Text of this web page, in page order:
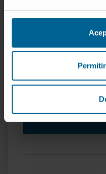
Quer
Peça uma
especialistas
para
QUERO